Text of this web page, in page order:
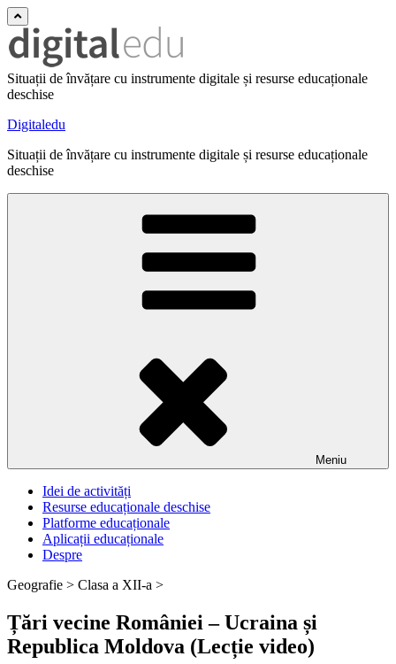
Situații de învățare cu instrumente digitale și resurse educaționale
deschise
Digitaledu
Situații de învățare cu instrumente digitale și resurse educaționale
deschise
Meniu
Idei de activități
Resurse educaționale deschise
Platforme educaționale
Aplicații educaționale
Despre
Geografie > Clasa a XII-a >
Țări vecine României – Ucraina și
Republica Moldova (Lecție video)